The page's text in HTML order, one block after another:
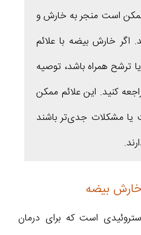
است منجر به خارش و
اگر خارش بیضه با علائم
ترشح همراه باشد، توصیه
کنید. این علائم ممکن
یا مشکلات جدی‌تر باشند
خارش بیضه
است که برای درمان